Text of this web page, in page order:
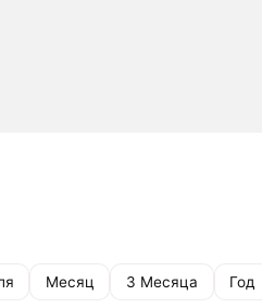
Месяц 3 Месяца Год